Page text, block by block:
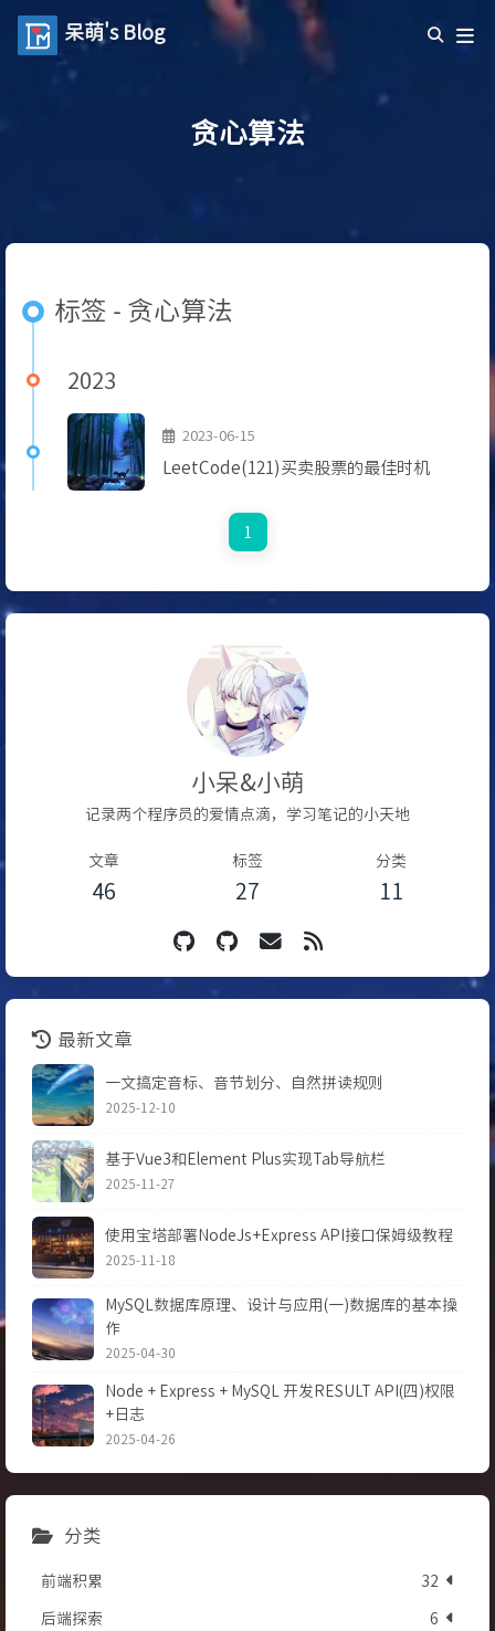
呆萌's Blog
贪心算法
标签 - 贪心算法
2023
2023-06-15
LeetCode(121)买卖股票的最佳时机
1
小呆&小萌
记录两个程序员的爱情点滴，学习笔记的小天地
文章
46
标签
27
分类
11
最新文章
一文搞定音标、音节划分、自然拼读规则
2025-12-10
基于Vue3和Element Plus实现Tab导航栏
2025-11-27
使用宝塔部署NodeJs+Express API接口保姆级教程
2025-11-18
MySQL数据库原理、设计与应用(一)数据库的基本操
作
2025-04-30
Node + Express + MySQL 开发RESULT API(四)权限
+日志
2025-04-26
分类
前端积累
32
后端探索
6